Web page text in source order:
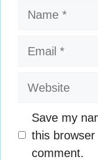
Name
Email
Website
Save my
this
comment.